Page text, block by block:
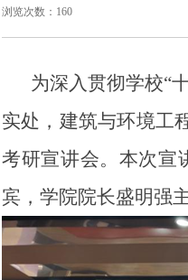
浏览次数：160
为深入贯彻学校“
实处，建筑与环境工
考研宣讲会。本次宣
宾，学院院长盛明强